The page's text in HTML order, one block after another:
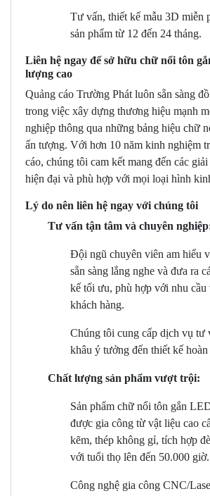
Tư vấn, thiết kế mẫu 3D miễn
sản phẩm từ 12 đến 24 tháng.
Liên hệ ngay để sở hữu chữ nổi tôn
lượng cao
Quảng cáo Trường Phát luôn sẵn sàng
trong việc xây dựng thương hiệu mạnh
nghiệp thông qua những bảng hiệu chữ
ấn tượng. Với hơn 10 năm kinh nghiệm
cáo, chúng tôi cam kết mang đến các giải
hiện đại và phù hợp với mọi loại hình
Lý do nên liên hệ ngay với chúng tôi
Tư vấn tận tâm và chuyên
Đội ngũ chuyên viên am hiểu
sẵn sàng lắng nghe và đưa ra
kế tối ưu, phù hợp với nhu cầu
khách hàng.
Chúng tôi cung cấp dịch vụ tư
khâu ý tưởng đến thiết kế hoàn
Chất lượng sản phẩm vượt trội:
Sản phẩm chữ nổi tôn gắn
được gia công từ vật liệu cao
kẽm, thép không gỉ, tích hợp
với tuổi thọ lên đến 50.000 giờ.
Công nghệ gia công CNC/